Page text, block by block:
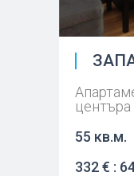
центъра
55 кв.м.
332 € :